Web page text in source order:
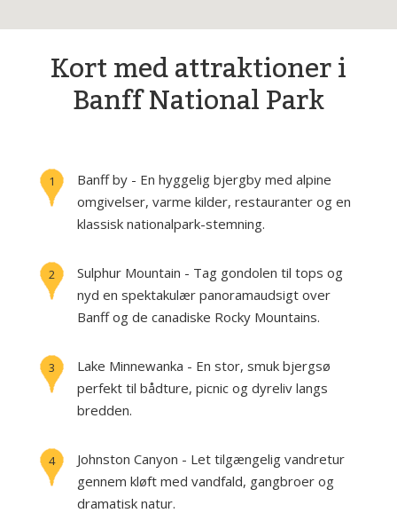
Kort med attraktioner i
Banff National Park
1
Banff by - En hyggelig bjergby med alpine
omgivelser, varme kilder, restauranter og en
klassisk nationalpark-stemning.
2
Sulphur Mountain - Tag gondolen til tops og
nyd en spektakulær panoramaudsigt over
Banff og de canadiske Rocky Mountains.
3
Lake Minnewanka - En stor, smuk bjergsø
perfekt til bådture, picnic og dyreliv langs
bredden.
4
Johnston Canyon - Let tilgængelig vandretur
gennem kløft med vandfald, gangbroer og
dramatisk natur.